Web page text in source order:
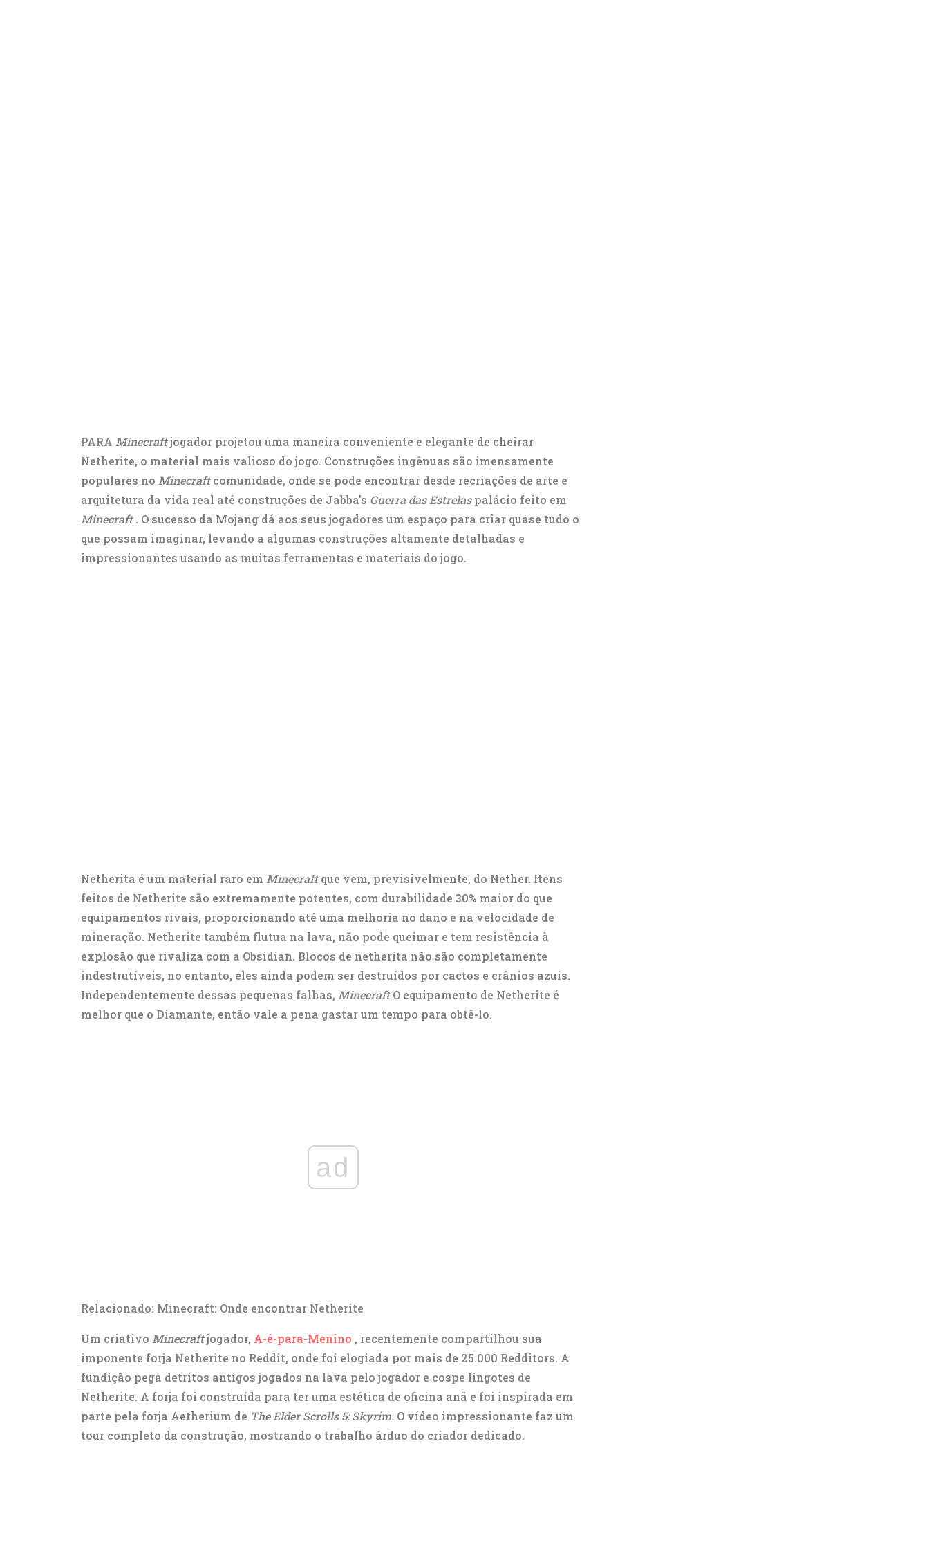
PARA Minecraftjogador projetou uma maneira conveniente e elegante de cheirar
Netherite, o material mais valioso do jogo. Construções ingênuas são imensamente
populares no Minecraftcomunidade, onde se pode encontrar desde recriações de arte e
arquitetura da vida real até construções de Jabba's Guerra das Estrelaspalácio feito em
Minecraft. O sucesso da Mojang dá aos seus jogadores um espaço para criar quase tudo o
que possam imaginar, levando a algumas construções altamente detalhadas e
impressionantes usando as muitas ferramentas e materiais do jogo.
Netherita é um material raro em Minecraftque vem, previsivelmente, do Nether. Itens
feitos de Netherite são extremamente potentes, com durabilidade 30% maior do que
equipamentos rivais, proporcionando até uma melhoria no dano e na velocidade de
mineração. Netherite também flutua na lava, não pode queimar e tem resistência à
explosão que rivaliza com a Obsidian. Blocos de netherita não são completamente
indestrutíveis, no entanto, eles ainda podem ser destruídos por cactos e crânios azuis.
Independentemente dessas pequenas falhas, MinecraftO equipamento de Netherite é
melhor que o Diamante, então vale a pena gastar um tempo para obtê-lo.
ad
Relacionado: Minecraft: Onde encontrar Netherite
Um criativo Minecraftjogador, A-é-para-Menino , recentemente compartilhou sua
imponente forja Netherite no Reddit, onde foi elogiada por mais de 25.000 Redditors. A
fundição pega detritos antigos jogados na lava pelo jogador e cospe lingotes de
Netherite. A forja foi construída para ter uma estética de oficina anã e foi inspirada em
parte pela forja Aetherium de The Elder Scrolls 5: Skyrim. O vídeo impressionante faz um
tour completo da construção, mostrando o trabalho árduo do criador dedicado.